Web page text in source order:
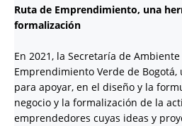
Ruta de Emprendimiento, una
formalización
En 2021, la Secretaría de
Emprendimiento Verde de
para apoyar, en el diseño y la
negocio y la formalización de la
emprendedores cuyas ideas y